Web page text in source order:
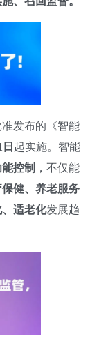
发布的《智能
起实施。智能
控制 ，不仅能
保健、养老服务
适老化发展趋